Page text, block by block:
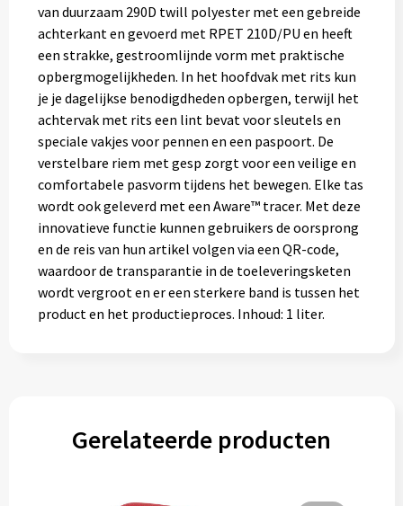
Technologie
Vrije tijd
Gereedschap
Persoonlijke verzorging
Zonnebrillen
EHBO
Verpakkingen
van duurzaam 290D twill polyester met een gebreide
achterkant en gevoerd met RPET 210D/PU en heeft
een strakke, gestroomlijnde vorm met praktische
opbergmogelijkheden. In het hoofdvak met rits kun
je je dagelijkse benodigdheden opbergen, terwijl het
achtervak met rits een lint bevat voor sleutels en
speciale vakjes voor pennen en een paspoort. De
verstelbare riem met gesp zorgt voor een veilige en
comfortabele pasvorm tijdens het bewegen. Elke tas
wordt ook geleverd met een Aware™ tracer. Met deze
innovatieve functie kunnen gebruikers de oorsprong
en de reis van hun artikel volgen via een QR-code,
waardoor de transparantie in de toeleveringsketen
wordt vergroot en er een sterkere band is tussen het
product en het productieproces. Inhoud: 1 liter.
Gerelateerde producten